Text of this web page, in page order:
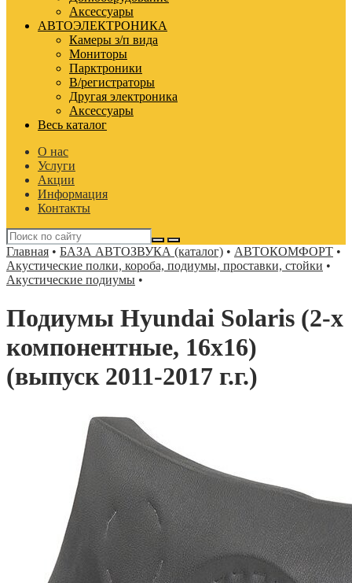
Аксессуары
АВТОЭЛЕКТРОНИКА
Камеры з/п вида
Мониторы
Парктроники
В/регистраторы
Другая электроника
Аксессуары
Весь каталог
О нас
Услуги
Акции
Информация
Контакты
Главная • БАЗА АВТОЗВУКА (каталог) • АВТОКОМФОРТ •
Акустические полки, короба, подиумы, проставки, стойки •
Акустические подиумы •
Подиумы Hyundai Solaris (2-х
компонентные, 16х16)
(выпуск 2011-2017 г.г.)